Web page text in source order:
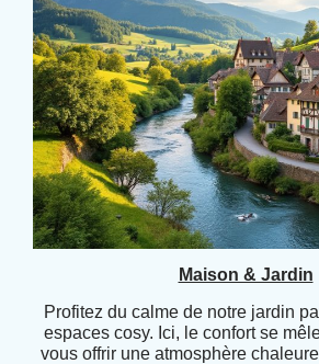
Maison & Jardin
Profitez du calme de notre jardin
espaces cosy. Ici, le confort se
vous offrir une atmosphère